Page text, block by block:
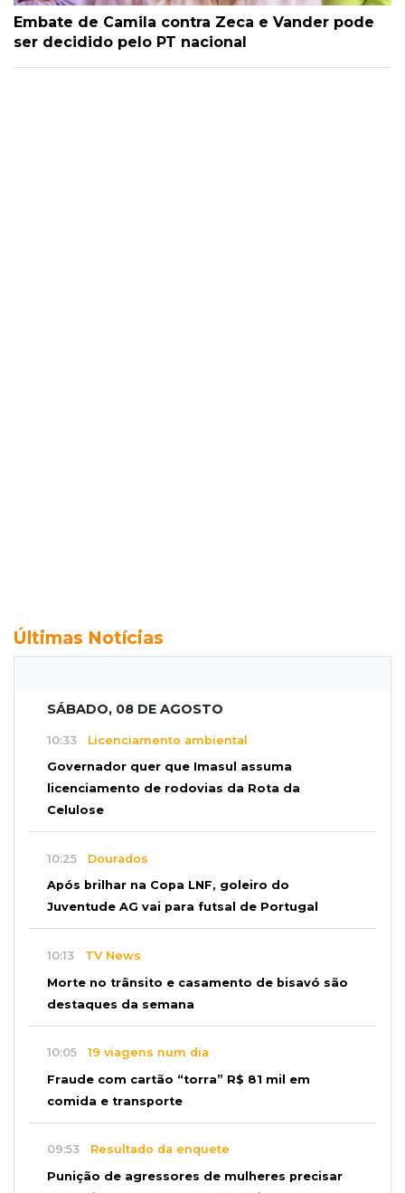
Embate de Camila contra Zeca e Vander pode
ser decidido pelo PT nacional
Últimas Notícias
SÁBADO, 08 DE AGOSTO
10:33 Licenciamento ambiental
Governador quer que Imasul assuma
licenciamento de rodovias da Rota da
Celulose
10:25 Dourados
Após brilhar na Copa LNF, goleiro do
Juventude AG vai para futsal de Portugal
10:13 TV News
Morte no trânsito e casamento de bisavó são
destaques da semana
10:05 19 viagens num dia
Fraude com cartão “torra” R$ 81 mil em
comida e transporte
09:53 Resultado da enquete
Punição de agressores de mulheres precisar